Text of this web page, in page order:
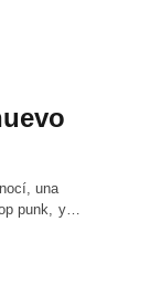
una
punk, y…